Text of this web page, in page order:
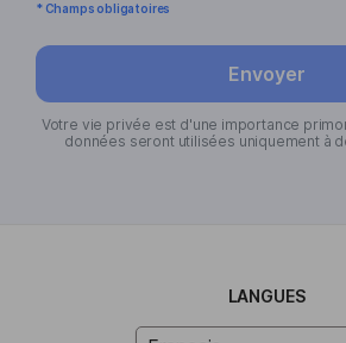
* Champs obligatoires
Envoyer
Votre vie privée est d'une importance
données seront utilisées uniquement à
LANGUES